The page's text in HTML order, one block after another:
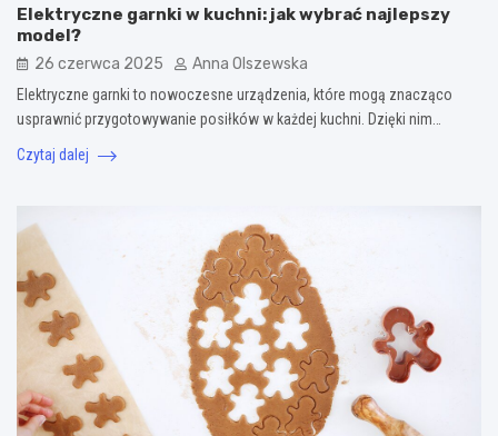
Elektryczne garnki w kuchni: jak wybrać najlepszy
model?
26 czerwca 2025 Anna Olszewska
Elektryczne garnki to nowoczesne urządzenia, które mogą znacząco
usprawnić przygotowywanie posiłków w każdej kuchni. Dzięki nim…
Czytaj dalej